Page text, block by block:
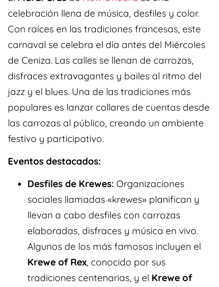
celebración llena de música, desfiles y color.
Con raíces en las tradiciones francesas, este
carnaval se celebra el día antes del Miércoles
de Ceniza. Las calles se llenan de carrozas,
disfraces extravagantes y bailes al ritmo del
jazz y el blues. Una de las tradiciones más
populares es lanzar collares de cuentas desde
las carrozas al público, creando un ambiente
festivo y participativo.
Eventos destacados:
Desfiles de Krewes: Organizaciones
sociales llamadas «krewes» planifican y
llevan a cabo desfiles con carrozas
elaboradas, disfraces y música en vivo.
Algunos de los más famosos incluyen el
Krewe of Rex, conocido por sus
tradiciones centenarias, y el Krewe of